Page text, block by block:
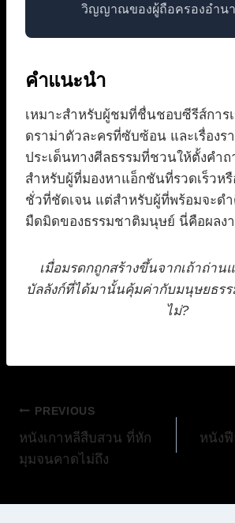
วิญญาณของผู้ถือครองอำน
คำแนะนำ
เหมาะสำหรับผู้ชมที่ชื่นชอบซีรีส์การ
ดราม่าตัวละครที่ซับซ้อน และเรื่องร
ประเด็นทางศีลธรรมที่ชวนให้ตั้งคำ
สำหรับผู้ที่มองหาแอ็กชันที่รวดเร็วห
ชั่วที่ชัดเจน แต่สำหรับผู้ที่พร้อมจะด
มืดมิดของธรรมชาติมนุษย์ นี่คือผลง
เมื่อมรดกถูกสร้างขึ้นจากเถ้าถ่าน
บัลลังก์ที่ได้มานั้นคุ้มค่ากับมนุษยธรร
ไม่?
แนะแนว
เรื่อง
PREVIOUS
หนังเกาหลีสืบสวน ที่หัก
มุมจนคาดไม่ถึง
หนัง